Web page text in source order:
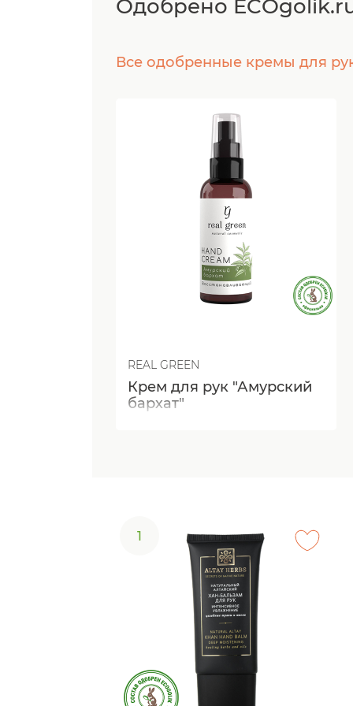
Одобрено
Все одобренные кремы для
REAL GREEN
Крем для рук "Амурский
бархат"
1